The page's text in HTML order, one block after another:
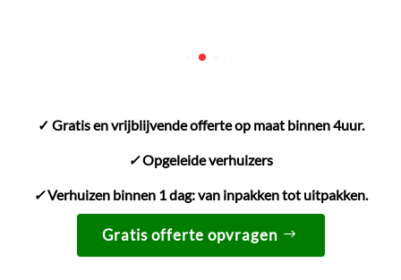
✓ Gratis en vrijblijvende offerte op maat binnen 4uur.
✓Opgeleide verhuizers
✓Verhuizen binnen 1 dag: van inpakken tot uitpakken.
Gratis offerte opvragen